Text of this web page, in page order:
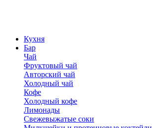
Кухня
Бар
Чай
Фруктовый чай
Авторский чай
Холодный чай
Кофе
Холодный кофе
Лимонады
Свежевыжатые соки